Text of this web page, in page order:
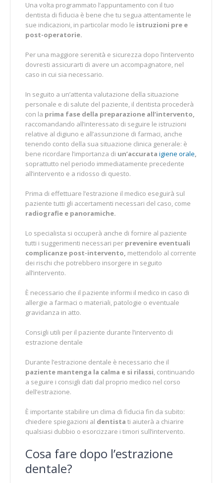
Una volta programmato l’appuntamento con il tuo
dentista di fiducia è bene che tu segua attentamente le
sue indicazioni, in particolar modo le istruzioni pre e
post-operatorie.
Per una maggiore serenità e sicurezza dopo l’intervento
dovresti assicurarti di avere un accompagnatore, nel
caso in cui sia necessario.
In seguito a un’attenta valutazione della situazione
personale e di salute del paziente, il dentista procederà
con la prima fase della preparazione all’intervento,
raccomandando all’interessato di seguire le istruzioni
relative al digiuno e all’assunzione di farmaci, anche
tenendo conto della sua situazione clinica generale: è
bene ricordare l’importanza di un’accurata igiene orale,
soprattutto nel periodo immediatamente precedente
all’intervento e a ridosso di questo.
Prima di effettuare l’estrazione il medico eseguirà sul
paziente tutti gli accertamenti necessari del caso, come
radiografie e panoramiche.
Lo specialista si occuperà anche di fornire al paziente
tutti i suggerimenti necessari per prevenire eventuali
complicanze post-intervento, mettendolo al corrente
dei rischi che potrebbero insorgere in seguito
all’intervento.
È necessario che il paziente informi il medico in caso di
allergie a farmaci o materiali, patologie o eventuale
gravidanza in atto.
Consigli utili per il paziente durante l’intervento di
estrazione dentale
Durante l’estrazione dentale è necessario che il
paziente mantenga la calma e si rilassi, continuando
a seguire i consigli dati dal proprio medico nel corso
dell’estrazione.
È importante stabilire un clima di fiducia fin da subito:
chiedere spiegazioni al dentista ti aiuterà a chiarire
qualsiasi dubbio o esorcizzare i timori sull’intervento.
Cosa fare dopo l’estrazione
dentale?